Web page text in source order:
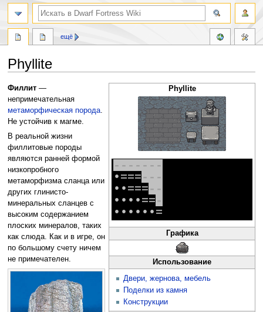
Phyllite
Перейти
к
навигации
Перейти
к
поиску
Phyllite
- - - - - - -
•===- - -
• •===- -
• • • •==-
• • • • • •=
Графика
Использование
Двери, жернова, мебель
Поделки из камня
Конструкции
Филлит—
непримечательная
метаморфическая порода.
Не устойчив к магме.
В реальной жизни
филлитовые породы
являются ранней формой
низкопробного
метаморфизма сланца или
других глинисто-
минеральных сланцев с
высоким содержанием
плоских минералов, таких
как слюда. Как и в игре, он
по большому счету ничем
не примечателен.
ещё
поиск